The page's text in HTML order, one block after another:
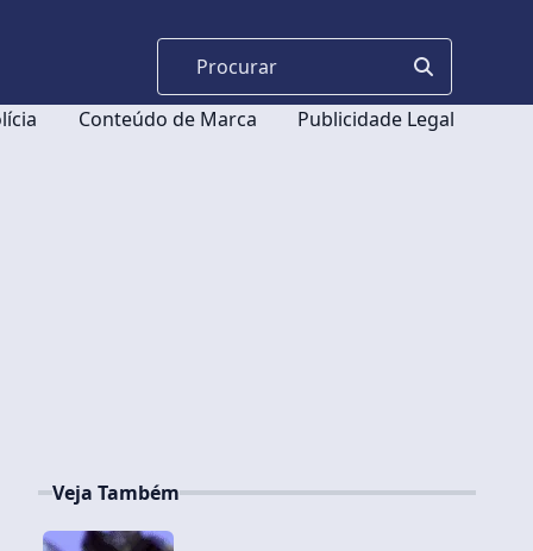
Conteúdo de Marca Publicidade Legal
Veja Também